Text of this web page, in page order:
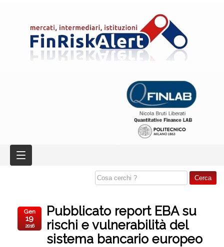
Pubblicato report EBA su
rischi e vulnerabilità del
sistema bancario europeo
Gen
19
2016